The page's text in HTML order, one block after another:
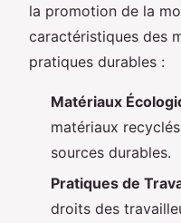
la promotion de la
caractéristiques des
pratiques durables :
Matériaux
matériaux
sources durables.
Pratiques de
droits des